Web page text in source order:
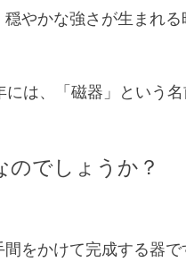
やかな強さが生まれる
は、「磁器」という名
のでしょうか？
をかけて完成する器で